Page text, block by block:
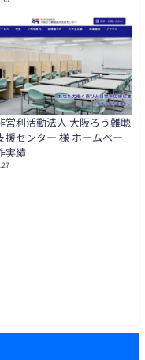
営利活動法人 大阪ろう難聴
援センター 様 ホームペー
実績